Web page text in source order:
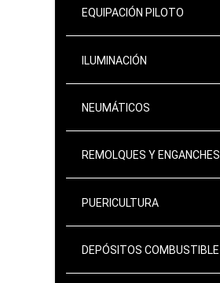
EQUIPACIÓN PILOTO
ILUMINACIÓN
NEUMÁTICOS
REMOLQUES Y ENGANCHES
PUERICULTURA
DEPÓSITOS COMBUSTIBLE